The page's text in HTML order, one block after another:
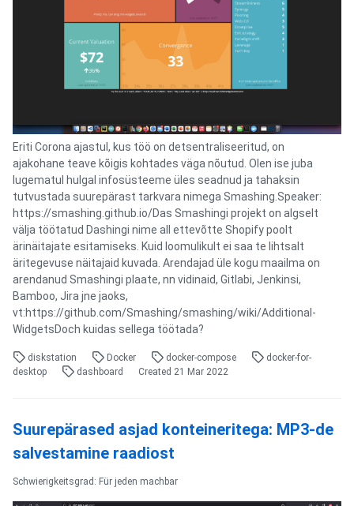
Eriti Corona ajastul, kus töö on detsentraliseeritud, on
ajakohane teave kõigis kohtades väga nõutud. Olen ise juba
lugematul hulgal infosüsteeme üles seadnud ja tahaksin
tutvustada suurepärast tarkvara nimega Smashing.Speaker:
https://smashing.github.io/Das Smashingi projekt on algselt
välja töötatud Dashingi nime all ettevõtte Shopify poolt
ärinäitajate esitamiseks. Kuid loomulikult ei saa te lihtsalt
äritegevuse näitajaid kuvada. Arendajad üle kogu maailma on
arendanud Smashingi plaate, nn vidinaid, Gitlabi, Jenkinsi,
Bamboo, Jira jne jaoks,
vt:https://github.com/Smashing/smashing/wiki/Additional-
WidgetsDoch kuidas sellega töötada?
diskstation Docker docker-compose
docker-for-
desktop
dashboard Created 21 Mar 2022
Suurepärased asjad konteineritega: MP3-de
salvestamine raadiost
Schwierigkeitsgrad: Für jeden machbar